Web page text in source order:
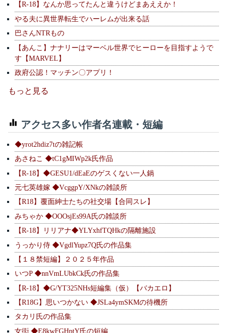
【R-18】なんか思ってたんと違うけどまあええか！
やる夫に異世界転生でハーレムが出来る話
巴さんNTRもの
【あんこ】ナナリーはマーベル世界でヒーローを目指すようで
す【MARVEL】
政府公認！マッチン〇アプリ！
もっと見る
アクセス多い作者名連載・短編
◆yrot2hdiz7tの雑記帳
あさねこ ◆tC1gMIWp2k氏作品
【R-18】◆GESU1/dEaEのゲスくない一人鍋
元七英雄嫁 ◆VcggpY/XNkの雑談所
【R18】覆面紳士たちの社交場【合同スレ】
みちゃか ◆OOOsjEs99A氏の雑談所
【R-18】リリアナ◆YLYxhfTQHkの隔離施設
うっかり侍 ◆VgdlYupz7Q氏の作品集
【１８禁短編】２０２５年作品
いつP ◆nnVmLUbkCk氏の作品集
【R-18】◆G/YT325NHs短編集（仮）【バカエロ】
【R18G】思いつかない ◆JSLa4ymSKMの待機所
タカリ氏の作品集
女衒 ◆E8kwFGHptY氏の短編